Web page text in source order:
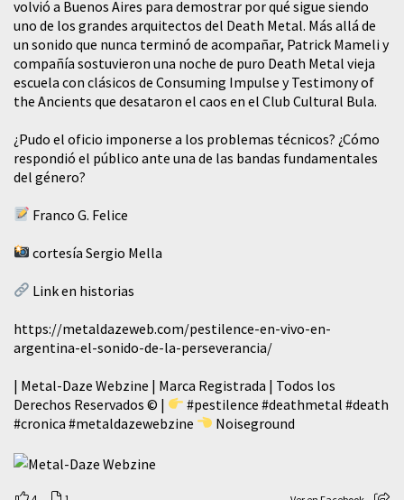
volvió a Buenos Aires para demostrar por qué sigue siendo
uno de los grandes arquitectos del Death Metal. Más allá de
un sonido que nunca terminó de acompañar, Patrick Mameli y
compañía sostuvieron una noche de puro Death Metal vieja
escuela con clásicos de Consuming Impulse y Testimony of
the Ancients que desataron el caos en el Club Cultural Bula.
¿Pudo el oficio imponerse a los problemas técnicos? ¿Cómo
respondió el público ante una de las bandas fundamentales
del género?
Franco G. Felice
cortesía Sergio Mella
Link en historias
https://metaldazeweb.com/pestilence-en-vivo-en-
argentina-el-sonido-de-la-perseverancia/
| Metal-Daze Webzine | Marca Registrada | Todos los
Derechos Reservados © |
#pestilence #deathmetal #death
#cronica #metaldazewebzine Noiseground